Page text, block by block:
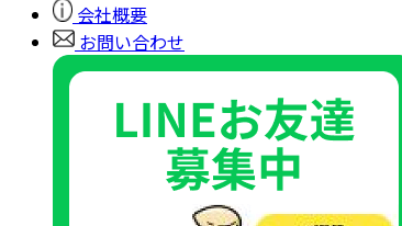
会社概要
お問い合わせ